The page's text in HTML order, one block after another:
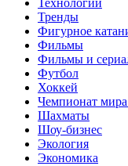
Технологии
Тренды
Фигурное
Фильмы
Фильмы и
Футбол
Хоккей
Чемпионат
Шахматы
Шоу-бизнес
Экология
Экономика